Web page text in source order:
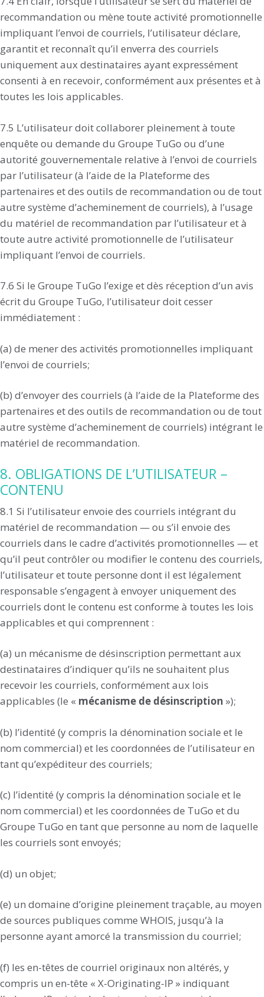
recommandation ou mène toute activité promotionnelle
impliquant l’envoi de courriels, l’utilisateur déclare,
garantit et reconnaît qu’il enverra des courriels
uniquement aux destinataires ayant expressément
consenti à en recevoir, conformément aux présentes et à
toutes les lois applicables.
7.5 L’utilisateur doit collaborer pleinement à toute
enquête ou demande du Groupe TuGo ou d’une
autorité gouvernementale relative à l’envoi de courriels
par l’utilisateur (à l’aide de la Plateforme des
partenaires et des outils de recommandation ou de tout
autre système d’acheminement de courriels), à l’usage
du matériel de recommandation par l’utilisateur et à
toute autre activité promotionnelle de l’utilisateur
impliquant l’envoi de courriels.
7.6 Si le Groupe TuGo l’exige et dès réception d’un avis
écrit du Groupe TuGo, l’utilisateur doit cesser
immédiatement :
(a) de mener des activités promotionnelles impliquant
l’envoi de courriels;
(b) d’envoyer des courriels (à l’aide de la Plateforme des
partenaires et des outils de recommandation ou de tout
autre système d’acheminement de courriels) intégrant le
matériel de recommandation.
8. OBLIGATIONS DE L’UTILISATEUR –
CONTENU
8.1 Si l’utilisateur envoie des courriels intégrant du
matériel de recommandation — ou s’il envoie des
courriels dans le cadre d’activités promotionnelles — et
qu’il peut contrôler ou modifier le contenu des courriels,
l’utilisateur et toute personne dont il est légalement
responsable s’engagent à envoyer uniquement des
courriels dont le contenu est conforme à toutes les lois
applicables et qui comprennent :
(a) un mécanisme de désinscription permettant aux
destinataires d’indiquer qu’ils ne souhaitent plus
recevoir les courriels, conformément aux lois
applicables (le « mécanisme de désinscription »);
(b) l’identité (y compris la dénomination sociale et le
nom commercial) et les coordonnées de l’utilisateur en
tant qu’expéditeur des courriels;
(c) l’identité (y compris la dénomination sociale et le
nom commercial) et les coordonnées de TuGo et du
Groupe TuGo en tant que personne au nom de laquelle
les courriels sont envoyés;
(d) un objet;
(e) un domaine d’origine pleinement traçable, au moyen
de sources publiques comme WHOIS, jusqu’à la
personne ayant amorcé la transmission du courriel;
(f) les en-têtes de courriel originaux non altérés, y
compris un en-tête « X-Originating-IP » indiquant